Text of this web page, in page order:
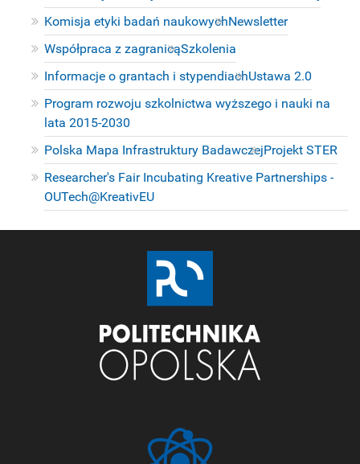
Komisja etyki badań naukowychNewsletter
Współpraca z zagranicąSzkolenia
Informacje o grantach i stypendiachUstawa 2.0
Program rozwoju szkolnictwa wyższego i nauki na
lata 2015-2030
Polska Mapa Infrastruktury BadawczejProjekt STER
Researcher's Fair Incubating Kreative Partnerships -
OUTech@KreativEU